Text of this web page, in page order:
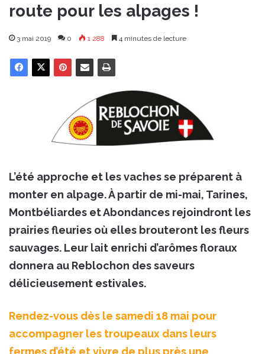
route pour les alpages !
3 mai 2019 0 1 288 4 minutes de lecture
L’été approche et les vaches se préparent à
monter en alpage. À partir de mi-mai, Tarines,
Montbéliardes et Abondances rejoindront les
prairies fleuries où elles brouteront les fleurs
sauvages. Leur lait enrichi d’arômes floraux
donnera au Reblochon des saveurs
délicieusement estivales.
Rendez-vous dès le samedi 18 mai pour
accompagner les troupeaux dans leurs
fermes d’été et vivre de plus près une